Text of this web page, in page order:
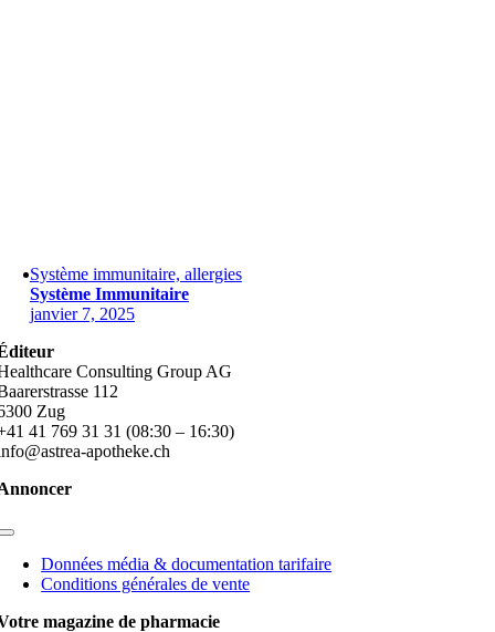
Système immunitaire, allergies
Système Immunitaire
janvier 7, 2025
Consulting Group AG
112
Zug
41 769 31 31 (08:30 – 16:30)
apotheke.ch
Toggle
NavigationDonnées média & documentation tarifaire
Conditions générales de vente
magazine de pharmacie